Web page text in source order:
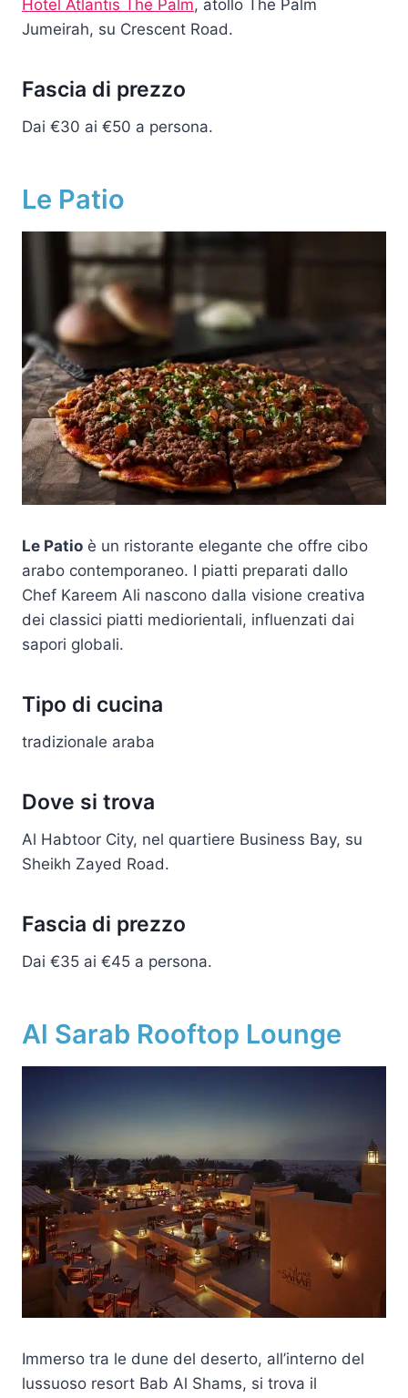
Hotel Atlantis The Palm, atollo The Palm
Jumeirah, su Crescent Road.
Fascia di prezzo
Dai €30 ai €50 a persona.
Le Patio
Le Patio è un ristorante elegante che offre cibo
arabo contemporaneo. I piatti preparati dallo
Chef Kareem Ali nascono dalla visione creativa
dei classici piatti mediorientali, influenzati dai
sapori globali.
Tipo di cucina
tradizionale araba
Dove si trova
Al Habtoor City, nel quartiere Business Bay, su
Sheikh Zayed Road.
Fascia di prezzo
Dai €35 ai €45 a persona.
Al Sarab Rooftop Lounge
Immerso tra le dune del deserto, all’interno del
lussuoso resort Bab Al Shams, si trova il